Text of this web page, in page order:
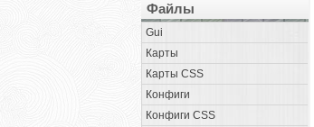
Файлы
Gui
Карты
Карты CSS
Конфиги
Конфиги CSS